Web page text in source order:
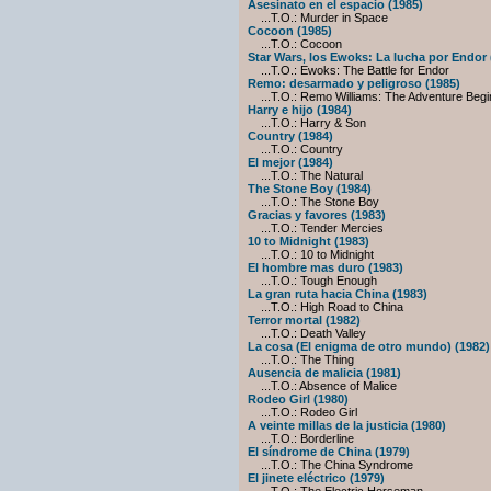
Asesinato en el espacio (1985)
...T.O.: Murder in Space
Cocoon (1985)
...T.O.: Cocoon
Star Wars, los Ewoks: La lucha por Endor
...T.O.: Ewoks: The Battle for Endor
Remo: desarmado y peligroso (1985)
...T.O.: Remo Williams: The Adventure
Harry e hijo (1984)
...T.O.: Harry & Son
Country (1984)
...T.O.: Country
El mejor (1984)
...T.O.: The Natural
The Stone Boy (1984)
...T.O.: The Stone Boy
Gracias y favores (1983)
...T.O.: Tender Mercies
10 to Midnight (1983)
...T.O.: 10 to Midnight
El hombre mas duro (1983)
...T.O.: Tough Enough
La gran ruta hacia China (1983)
...T.O.: High Road to China
Terror mortal (1982)
...T.O.: Death Valley
La cosa (El enigma de otro mundo) (1982)
...T.O.: The Thing
Ausencia de malicia (1981)
...T.O.: Absence of Malice
Rodeo Girl (1980)
...T.O.: Rodeo Girl
A veinte millas de la justicia (1980)
...T.O.: Borderline
El síndrome de China (1979)
...T.O.: The China Syndrome
El jinete eléctrico (1979)